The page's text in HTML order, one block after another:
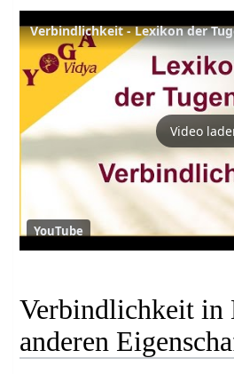
Verbindlichkeit - Lexikon der
Video
YouTube
Verbindlichkeit in
anderen